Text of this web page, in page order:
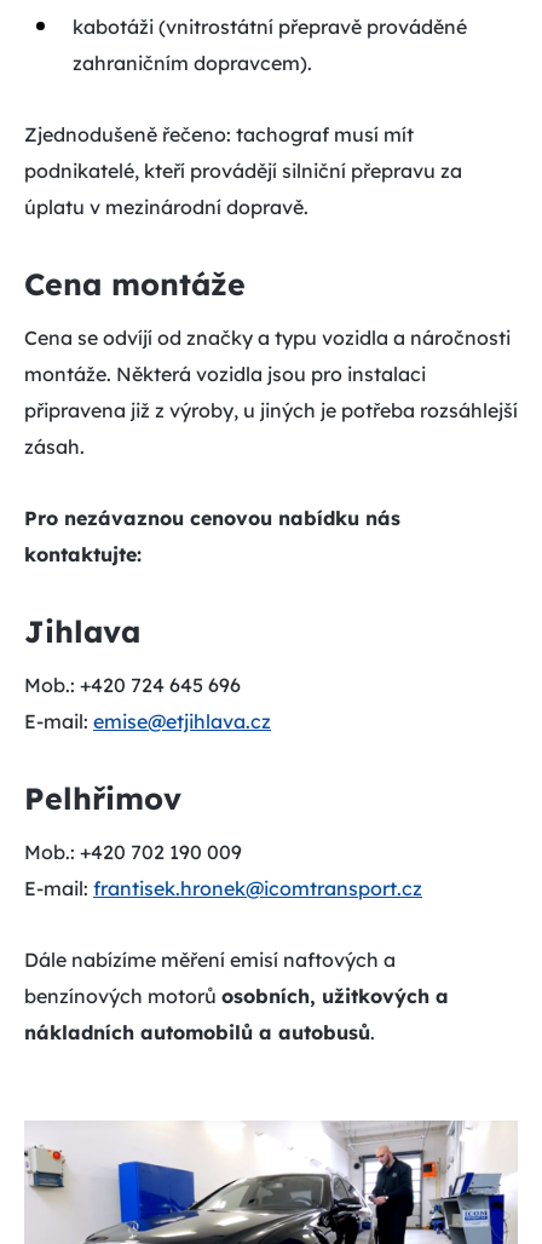
kabotáži (vnitrostátní přepravě prováděné
zahraničním dopravcem).
Zjednodušeně řečeno: tachograf musí mít
podnikatelé, kteří provádějí silniční přepravu za
úplatu v mezinárodní dopravě.
Cena montáže
Cena se odvíjí od značky a typu vozidla a náročnosti
montáže. Některá vozidla jsou pro instalaci
připravena již z výroby, u jiných je potřeba rozsáhlejší
zásah.
Pro nezávaznou cenovou nabídku nás
kontaktujte:
Jihlava
Mob.: +420 724 645 696
E-mail: emise@etjihlava.cz
Pelhřimov
Mob.: +420 702 190 009
E-mail: frantisek.hronek@icomtransport.cz
Dále nabízíme měření emisí naftových a
benzínových motorů osobních, užitkových a
nákladních automobilů a autobusů.